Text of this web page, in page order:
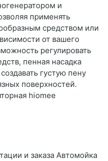
и
применять
средством или
от вашего
регулировать
пенная насадка
густую пену
поверхностей.
hiomee
и заказа Автомойка